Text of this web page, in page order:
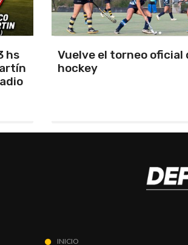
Unión y Progreso busca
cerrar la serie frente a
INICIO